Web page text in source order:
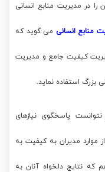
در مدیریت منابع انسانی
منابع انسانی می گوید که
کیفیت جامع و مدیریت
بزرگ استفاده نماید.
پاسخگوی نیازهای
موارد مدیران به کیفیت به
که نتایج دلخواه آنان به